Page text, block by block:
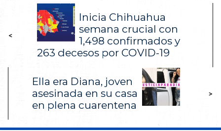
<
Inicia Chihuahua
semana crucial con
1,498 confirmados y
263 decesos por COVID-19
Ella era Diana, joven
asesinada en su casa
en plena cuarentena
>